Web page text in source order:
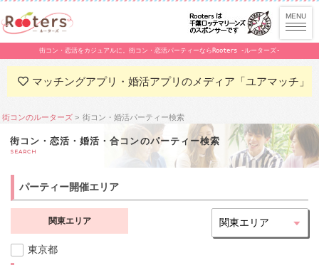
街コン・恋活をカジュアルに。街コン・恋活パーティーならRooters -ルーターズ-
マッチングアプリ・婚活アプリのメディア「ユアマッチ」
街コンのルーターズ 街コン・婚活パーティー検索
街コン・恋活・婚活・合コンのパーティー検索
SEARCH
パーティー開催エリア
関東エリア
東京都